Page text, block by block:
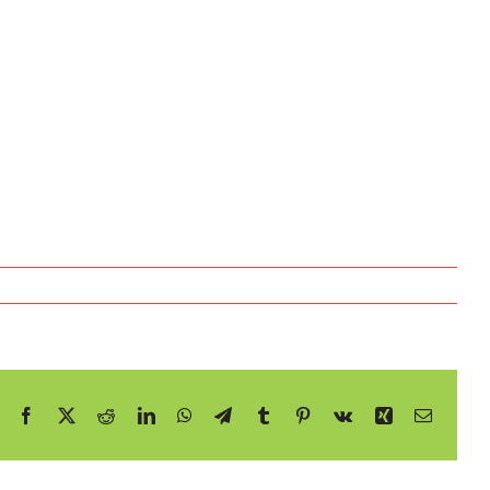
Facebook RedditLinkedInWhatsApp
TelegramTumblr Pinterest
Vk XingE-